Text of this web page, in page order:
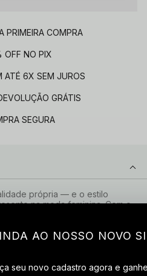
PRIMEIRA COMPRA
OFF NO PIX
ATÉ 6X SEM JUROS
GRÁTIS
SEGURA
própria — e o estilo
na moda feminina. Com o
que dá altura sem perder o
é uma combinação irresistível
AO NOSSO NOVO
seu novo cadastro agora e